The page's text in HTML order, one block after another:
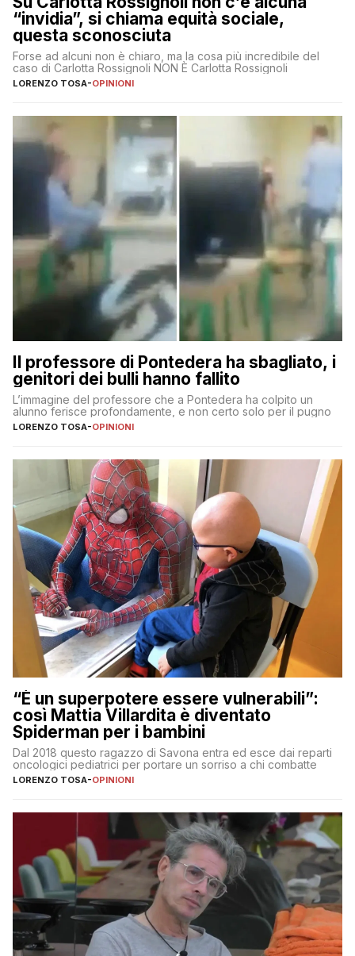
“invidia”, si chiama equità sociale,
questa sconosciuta
Forse ad alcuni non è chiaro, ma la cosa più incredibile del
caso di Carlotta Rossignoli NON È Carlotta Rossignoli
LORENZO TOSA-OPINIONI
Il professore di Pontedera ha sbagliato, i
genitori dei bulli hanno fallito
L’immagine del professore che a Pontedera ha colpito un
alunno ferisce profondamente, e non certo solo per il pugno
LORENZO TOSA-OPINIONI
“È un superpotere essere vulnerabili”:
così Mattia Villardita è diventato
Spiderman per i bambini
Dal 2018 questo ragazzo di Savona entra ed esce dai reparti
oncologici pediatrici per portare un sorriso a chi combatte
LORENZO TOSA-OPINIONI